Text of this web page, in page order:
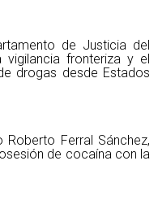
de Justicia del
fronteriza y el
drogas desde Estados
Ferral Sánchez,
de cocaína con la